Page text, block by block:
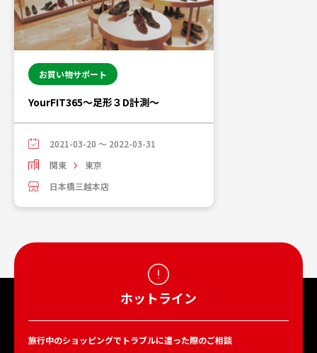
お買い物サポート
YourFIT365～足形３D計測～
2021-03-20 ～ 2022-03-31
関東
東京
日本橋三越本店
ホットライン
旅行中のショッピングでトラブルに遭った際のご相談